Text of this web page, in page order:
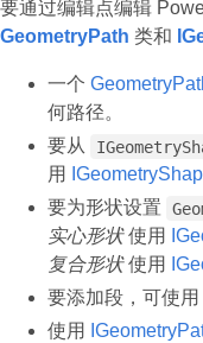
要通过编辑点编辑
GeometryPath 类和
一个
何路径。
要从
用
要为形状设置
实心形状使用
复合形状使用
要添加段，可使用
使用